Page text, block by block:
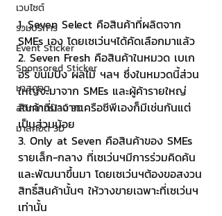
เวบไซต์
รวมบริการ
Event Sticker
Sponsored Sticker
มาสคอต
สติกเกอร์ไลน์ 3D
มาสคอต 3D
1. Seven Select คือสินค้าที่ผลิตจาก
SMEs เอง โดยเซเว่นฯได้คัดเลือกมาแล้ว
2. Seven Fresh คือสินค้าในหมวด เบเก
อรี ขนมปัง ผลไม้ ฯลฯ ซึ่งในหมวดนี้ส่วน
ใหญ่จะมาจาก SMEs และผู้ค้ารายใหญ่
สินค้าที่มาจากเครือซีพีเองก็มีเช่นกันแต่
เป็นส่วนน้อย
3. Only at Seven คือสินค้าของ SMEs
รายเล็ก-กลาง ที่เซเว่นฯมีการร่วมคิดค้น
และพัฒนาขึ้นมา โดยเซเว่นฯต้องขอสงวน
สิทธิ์สินค้านั้นๆ ให้วางขายเฉพาะที่เซเว่นฯ
เท่านั้น